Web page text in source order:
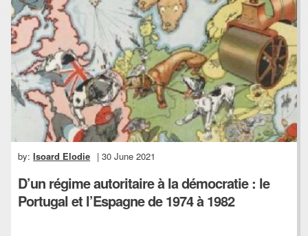
by:Isoard Elodie | 30 June 2021
D’un régime autoritaire à la démocratie : le
Portugal et l’Espagne de 1974 à 1982